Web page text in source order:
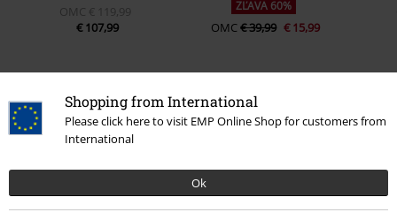
Shopping from International
Please click here to visit EMP Online Shop for customers from
International
Ok
OMC € 119,99
€ 107,99
ZĽAVA 60%
OMC€ 39,99 € 15,99
0 Hodnotení
kvetovanou celoplošnou potlačou".
Napísať hodnotenie